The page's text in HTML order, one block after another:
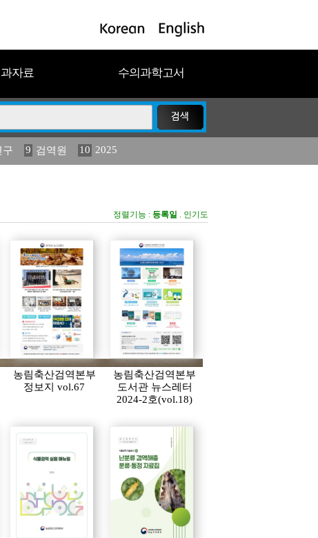
자료 수의과학고서
구 9 검역원 10 2025
(2013년도) 식물
정렬기능 : 등록일 . 인기도
농림축산검역본부
정보지 vol.67
농림축산검역본부
도서관 뉴스레터
2024-2호(vol.18)